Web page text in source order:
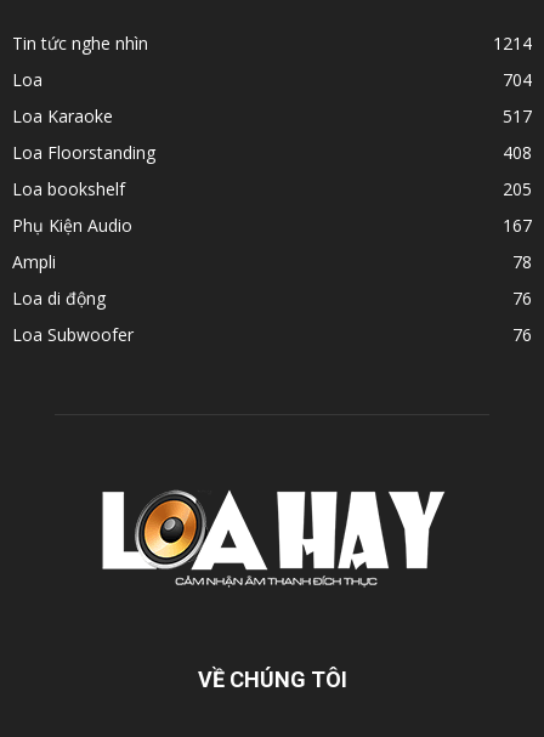
Tin tức nghe nhìn
1214
Loa
704
Loa Karaoke
517
Loa Floorstanding
408
Loa bookshelf
205
Phụ Kiện Audio
167
Ampli
78
Loa di động
76
Loa Subwoofer
76
VỀ CHÚNG TÔI